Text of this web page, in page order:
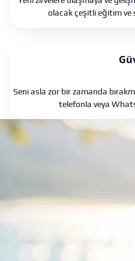
olacak çeşitli eğitim ve
Seni asla zor bir zamanda
telefonla veya